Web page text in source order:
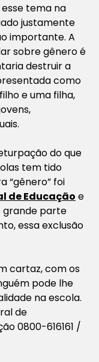
tema na
justamente
importante. A
sobre gênero é
destruir a
como
e uma filha,
do que
tem tido
“gênero” foi
de Educação e
grande parte
essa exclusão
cartaz, com os
pode lhe
na escola.
de
0800-616161 /